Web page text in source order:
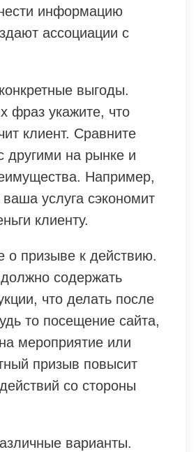
информацию
ассоциации с
выгоды.
фраз укажите, что
клиент. Сравните
другими на рынке и
Например,
услуга сэкономит
клиенту.
о призыве к действию.
содержать
что делать после
то посещение сайта,
мероприятие или
призыв повысит
со стороны
варианты.